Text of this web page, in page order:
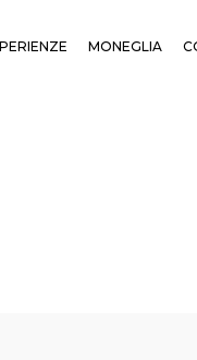
MONEGLIA